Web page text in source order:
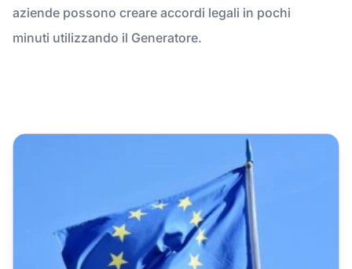
aziende possono creare accordi legali in pochi
minuti utilizzando il Generatore.
Privacy e il Regolamento generale sulla protezione dei